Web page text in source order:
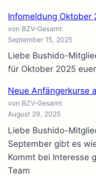
Infomeldung Oktober
von BZV-Gesamt
September 15, 2025
Liebe Bushido-
für Oktober 2025
Neue Anfängerkurse
von BZV-Gesamt
August 29, 2025
Liebe Bushido-
September gibt es
Kommt bei Interesse
Team